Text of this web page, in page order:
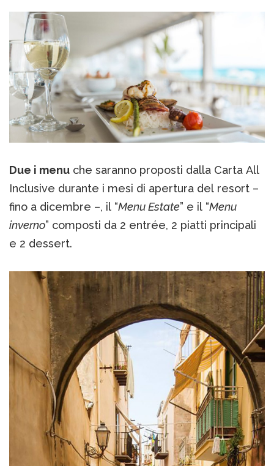
Due i menu che saranno proposti dalla Carta All
Inclusive durante i mesi di apertura del resort –
fino a dicembre –, il “Menu Estate” e il “Menu
inverno” composti da 2 entrée, 2 piatti principali
e 2 dessert.